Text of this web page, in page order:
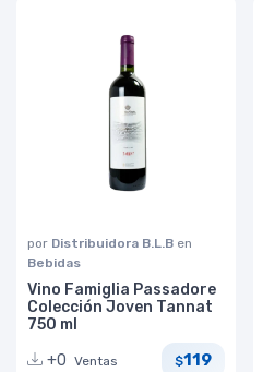
por Distribuidora B.L.B en
Bebidas
Vino Famiglia Passadore
Colección Joven Tannat
750 ml
+0 Ventas $119